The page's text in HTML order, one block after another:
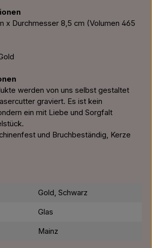
x Durchmesser 8,5 cm (Volumen 465
werden von uns selbst gestaltet
graviert. Es ist kein
ein mit Liebe und Sorgfalt
und Bruchbeständig, Kerze
Gold, Schwarz
Glas
Mainz